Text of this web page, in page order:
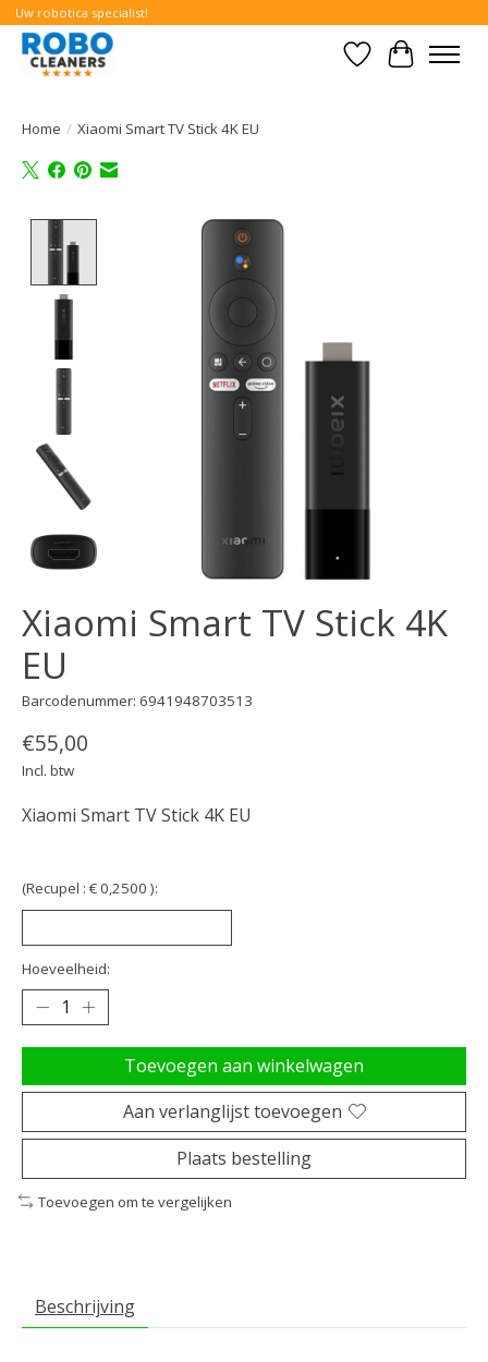
Uw robotica specialist!
Verlanglijst
Home / Xiaomi Smart TV Stick 4K EU
Product image slideshow Items
Xiaomi Smart TV Stick 4K
EU
Barcodenummer: 6941948703513
€55,00
Incl. btw
Xiaomi Smart TV Stick 4K EU
(Recupel : € 0,2500 ):
Hoeveelheid:
Toevoegen aan winkelwagen
Aan verlanglijst toevoegen
Plaats bestelling
Toevoegen om te vergelijken
Beschrijving